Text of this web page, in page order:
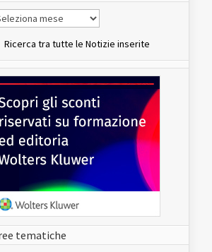
Ricerca tra tutte le Notizie inserite
tematiche